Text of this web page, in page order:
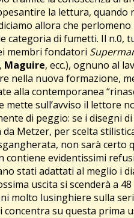
la lettura,
allora che
categoria di fumetti. Il n.0,
membri fondatori
Maguire, ecc.), ognuno al
nella nuova formazione,
alla contemporanea
mette sull’avviso il lettore
di peggio: se i disegni di
Metzer, per scelta
non sarà certo
evidentissimi
stati adattati al meglio i
uscita si scenderà a
molto lusinghiere sulla
su questa prima